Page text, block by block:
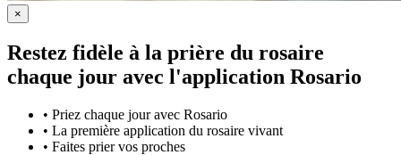
×
Restez fidèle à la prière du rosaire
chaque jour avec l'application Rosario
• Priez chaque jour avec Rosario
• La première application du rosaire vivant
• Faites prier vos proches